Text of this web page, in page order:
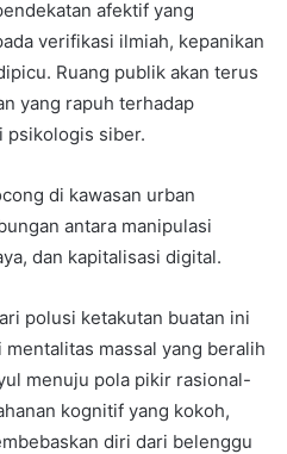
afektif yang
verifikasi ilmiah, kepanikan
Ruang publik akan terus
yang rapuh terhadap
psikologis siber.
di kawasan urban
antara manipulasi
dan kapitalisasi digital.
polusi ketakutan buatan ini
massal yang beralih
menuju pola pikir rasional-
kognitif yang kokoh,
diri dari belenggu